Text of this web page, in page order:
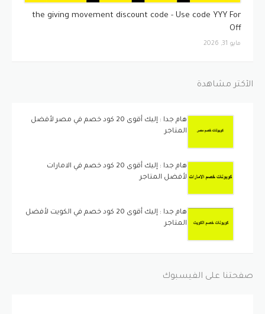
the giving movement discount code - Use code YYY For
Off
مايو 31, 2026
الأكثر مشاهدة
هام جدا : إليك أقوى 20 كود خصم في مصر لأفضل
المتاجر
هام جدا : إليك أقوى 20 كود خصم في الامارات
لأفضل المتاجر
هام جدا : إليك أقوى 20 كود خصم في الكويت لأفضل
المتاجر
صفحتنا على الفيسبوك